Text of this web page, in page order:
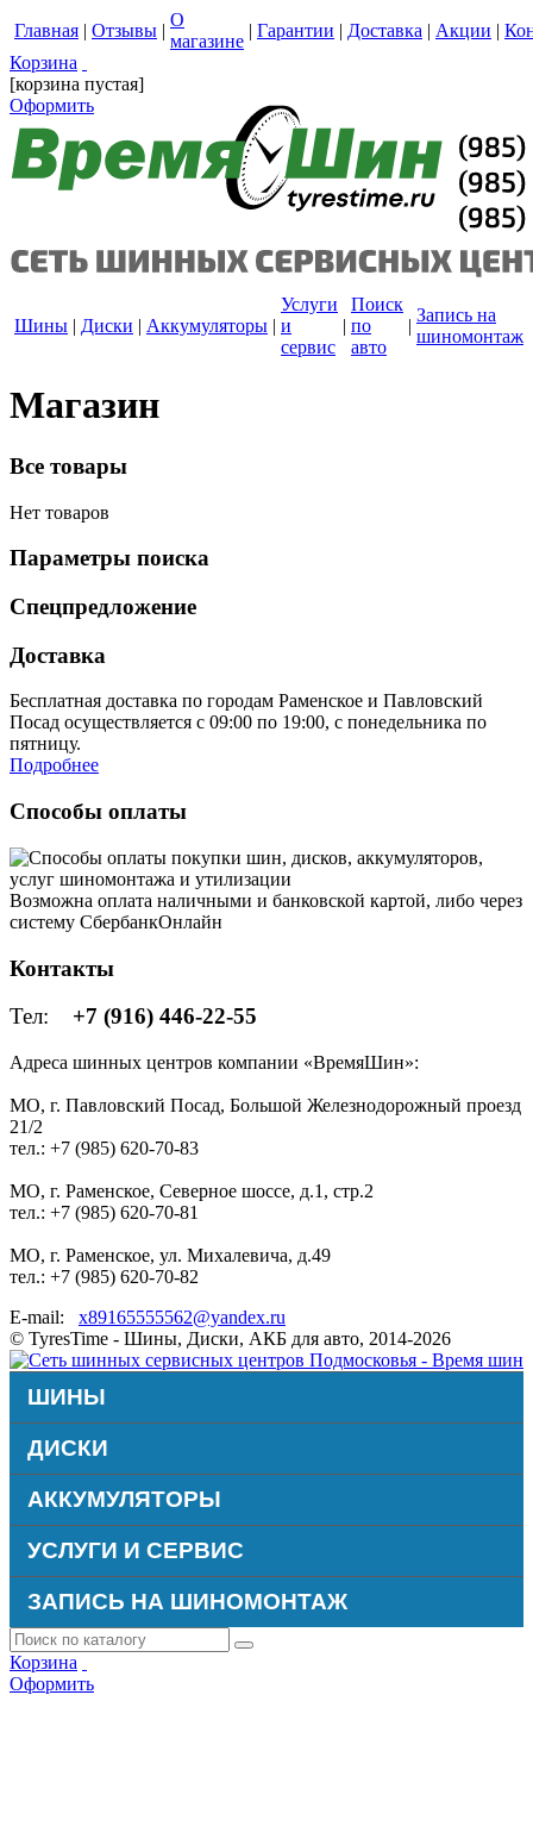
Главная | Отзывы |
О
магазине
| Гарантии | Доставка | Акции |
Корзина
[корзина пустая]
Оформить
Шины | Диски | Аккумуляторы |
Услуги
и
сервис
|
Поиск
по
авто
|
Запись на
шиномонтаж
Магазин
Все товары
Нет товаров
Параметры поиска
Спецпредложение
Доставка
Бесплатная доставка по городам Раменское и Павловский
Посад осуществляется с 09:00 по 19:00, с понедельника по
пятницу.
Подробнее
Способы оплаты
Возможна оплата наличными и банковской картой, либо через
систему СбербанкОнлайн
Контакты
Тел: +7 (916) 446-22-55
Адреса шинных центров компании «ВремяШин»:
МО, г. Павловский Посад, Большой Железнодорожный проезд
21/2
тел.: +7 (985) 620-70-83
МО, г. Раменское, Северное шоссе, д.1, стр.2
тел.: +7 (985) 620-70-81
МО, г. Раменское, ул. Михалевича, д.49
тел.: +7 (985) 620-70-82
E-mail: x89165555562@yandex.ru
© TyresTime - Шины, Диски, АКБ для авто, 2014-2026
ШИНЫ
ДИСКИ
АККУМУЛЯТОРЫ
УСЛУГИ И СЕРВИС
ЗАПИСЬ НА ШИНОМОНТАЖ
Корзина
Оформить